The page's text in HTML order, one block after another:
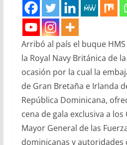
Arribó al país el buque
la Royal Navy Británica de
ocasión por la cual la
de Gran Bretaña e Irlanda
República Dominicana,
cena de gala exclusiva a
Mayor General de las
dominicanas y autoridades